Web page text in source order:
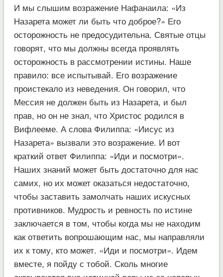
И мы слышим возражение Нафанаила: «Из
Назарета может ли быть что доброе?» Его
осторожность не предосудительна. Святые отцы
говорят, что мы должны всегда проявлять
осторожность в рассмотрении истины. Наше
правило: все испытывай. Его возражение
проистекало из неведения. Он говорил, что
Мессия не должен быть из Назарета, и был
прав, но он не знал, что Христос родился в
Вифлееме. А слова Филиппа: «Иисус из
Назарета» вызвали это возражение. И вот
краткий ответ Филиппа: «Иди и посмотри».
Наших знаний может быть достаточно для нас
самих, но их может оказаться недостаточно,
чтобы заставить замолчать наших искусных
противников. Мудрость и ревность по истине
заключается в том, чтобы когда мы не находим
как ответить вопрошающим нас, мы направляли
их к тому, кто может. «Иди и посмотри». Идем
вместе, я пойду с тобой. Сколь многие